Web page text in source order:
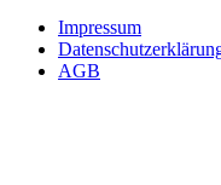
Impressum
AGB